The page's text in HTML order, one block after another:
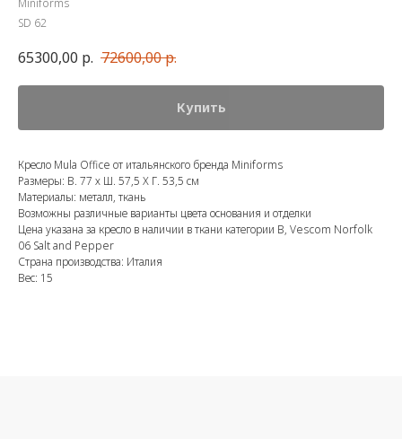
Miniforms
SD 62
65300,00 р. 72600,00р.
Купить
Кресло Mula Office от итальянского бренда Miniforms
Размеры: В. 77 х Ш. 57,5 Х Г. 53,5 см
Материалы: металл, ткань
Возможны различные варианты цвета основания и отделки
Цена указана за кресло в наличии в ткани категории B, Vescom Norfolk
06 Salt and Pepper
Страна производства: Италия
Вес: 15